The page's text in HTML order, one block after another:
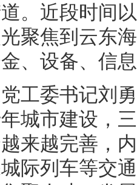
。近段时间
聚焦到云东
、设备、信
工委书记刘
城市建设，
来越完善，
际列车等交